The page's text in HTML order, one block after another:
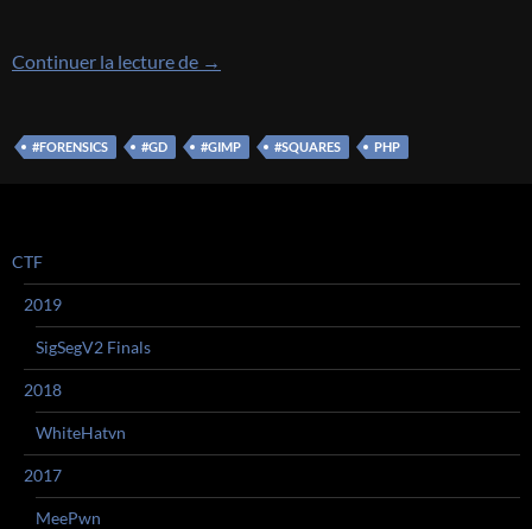
Continuer la lecture de [EasyCTF 2017] [FORENSICS 325 –
→
#FORENSICS #GD #GIMP #SQUARES PHP
CTF
2019
SigSegV2 Finals
2018
WhiteHatvn
2017
MeePwn